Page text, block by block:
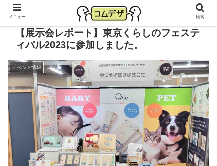
【展示会レポート】東京くらしのフェステ
ィバル2023に参加しました。
イベント情報
メニュー 検索